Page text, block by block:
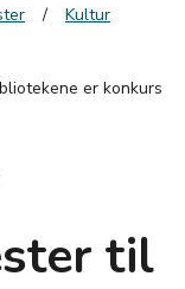
Kultur
er konkurs
til